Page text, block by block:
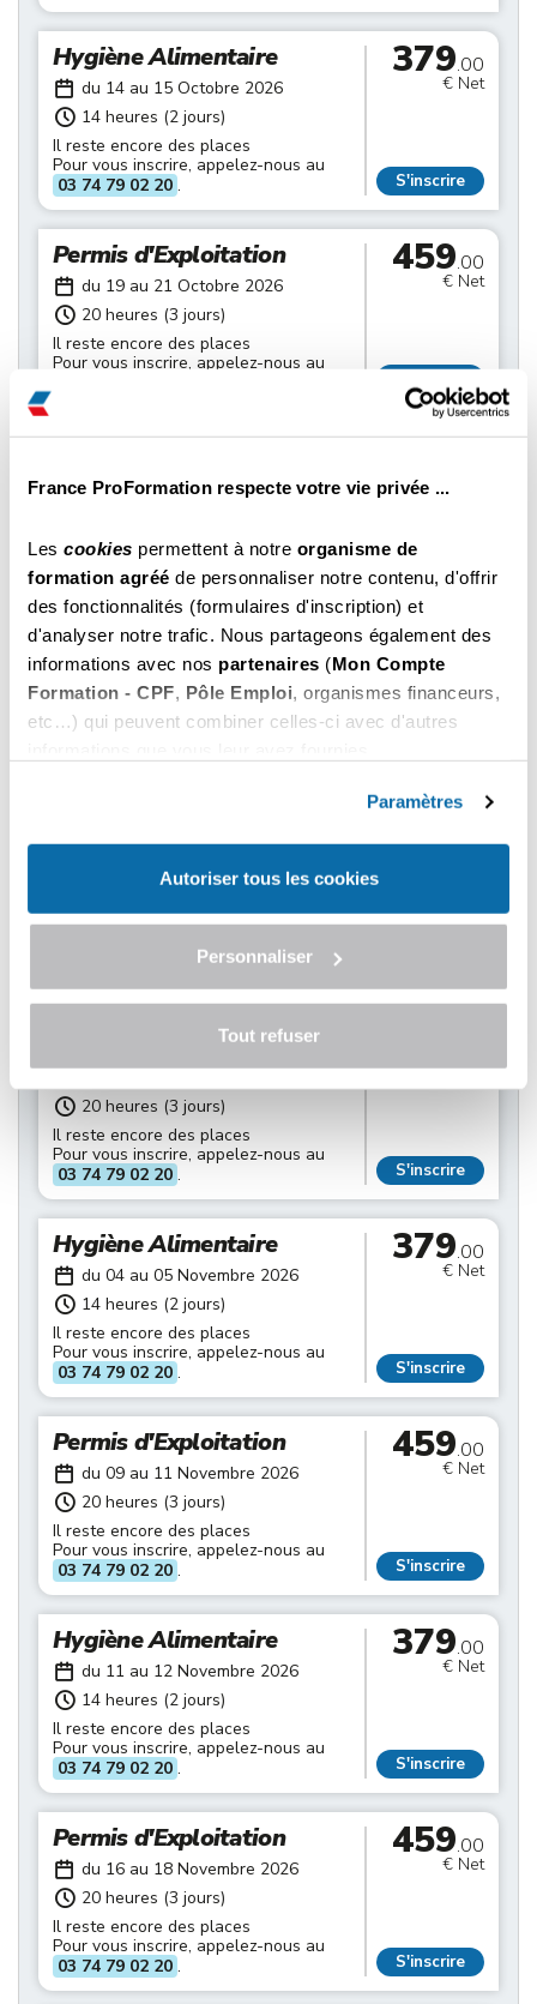
France ProFormation respecte votre vie privée ...
Les cookies permettent à notre organisme de
formation agréé de personnaliser notre contenu, d'offrir
des fonctionnalités (formulaires d'inscription) et
d'analyser notre trafic. Nous partageons également des
informations avec nos partenaires (Mon Compte
Formation - CPF, Pôle Emploi, organismes financeurs,
etc…) qui peuvent combiner celles-ci avec d'autres
Autoriser tous les cookies", vous
Paramètres
Autoriser tous les cookies
Personnaliser
Tout refuser
Hygiène Alimentaire
du 14 au 15 Octobre 2026
14 heures (2 jours)
Il reste encore des places
Pour vous inscrire, appelez-nous au
03 74 79 02 20 .
379.00
€ Net
S'inscrire
Permis d'Exploitation
du 19 au 21 Octobre 2026
20 heures (3 jours)
Il reste encore des places
Pour vous inscrire, appelez-nous au
459.00
€ Net
du 21 au 22 Octobre 2026
Il reste encore des places
Pour vous inscrire, appelez-nous au
03 74 79 02 20 . S'inscrire
Permis d'Exploitation
du 26 au 28 Octobre 2026
20 heures (3 jours)
Il reste encore des places
Pour vous inscrire, appelez-nous au
459€ Net
Hygiène Alimentaire
du 28 au 29 Octobre 2026
14 heures (2 jours)
Pour vous inscrire, appelez-nous au
379
Permis d'Exploitation
20 heures (3 jours)
Il reste encore des places
Pour vous inscrire, appelez-nous au
03 74 79 02 20 .
€ Net
S'inscrire
Hygiène Alimentaire
du 04 au 05 Novembre 2026
14 heures (2 jours)
Il reste encore des places
Pour vous inscrire, appelez-nous au
03 74 79 02 20 .
379.00
€ Net
S'inscrire
Permis d'Exploitation
du 09 au 11 Novembre 2026
20 heures (3 jours)
Il reste encore des places
Pour vous inscrire, appelez-nous au
03 74 79 02 20 .
459.00
€ Net
S'inscrire
Hygiène Alimentaire
du 11 au 12 Novembre 2026
14 heures (2 jours)
Il reste encore des places
Pour vous inscrire, appelez-nous au
03 74 79 02 20 .
379.00
€ Net
S'inscrire
Permis d'Exploitation
du 16 au 18 Novembre 2026
20 heures (3 jours)
Il reste encore des places
Pour vous inscrire, appelez-nous au
03 74 79 02 20 .
459.00
€ Net
S'inscrire